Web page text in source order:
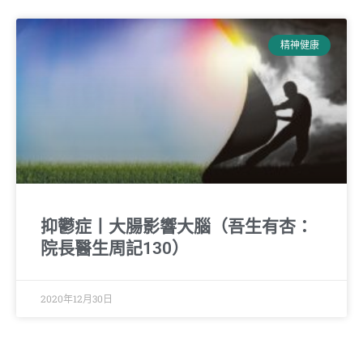
精神健康
抑鬱症丨大腸影響大腦（吾生有杏：
院長醫生周記130）
2020年12月30日